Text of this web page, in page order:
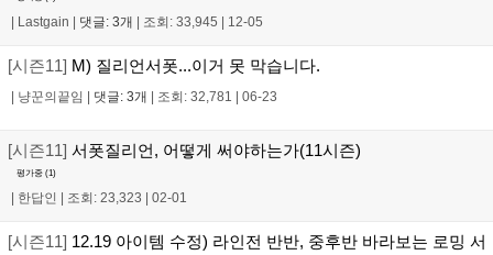
| Lastgain | 댓글: 3개 | 조회: 33,945 | 12-05
[시즌11] M) 질리언서폿...이거 못 막습니다.
| 냥꾼의끝임 | 댓글: 3개 | 조회: 32,781 | 06-23
[시즌11] 서폿질리언, 어떻게 써야하는가(11시즌)
평가중 (1)
한답인 조회: 23,323 02-01
[시즌11] 12.19 아이템 수정) 라인전 반반, 중후반 바라보는 로밍 서